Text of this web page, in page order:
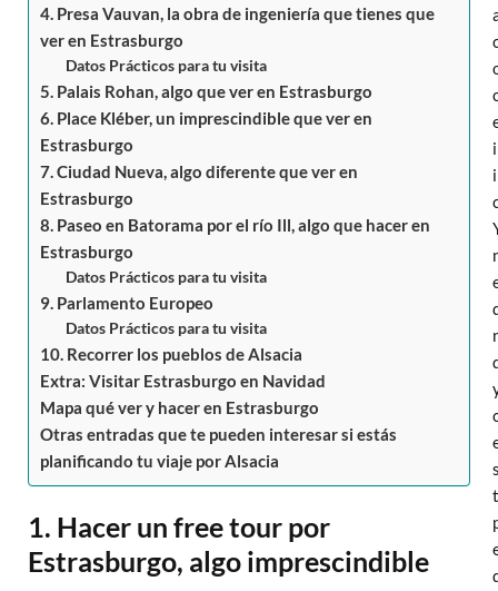
4. Presa Vauvan, la obra de ingeniería que tienes que
ver en Estrasburgo
Datos Prácticos para tu visita
5. Palais Rohan, algo que ver en Estrasburgo
6. Place Kléber, un imprescindible que ver en
Estrasburgo
7. Ciudad Nueva, algo diferente que ver en
Estrasburgo
8. Paseo en Batorama por el río Ill, algo que hacer en
Estrasburgo
Datos Prácticos para tu visita
9. Parlamento Europeo
Datos Prácticos para tu visita
10. Recorrer los pueblos de Alsacia
Extra: Visitar Estrasburgo en Navidad
Mapa qué ver y hacer en Estrasburgo
Otras entradas que te pueden interesar si estás
planificando tu viaje por Alsacia
1. Hacer un free tour por
Estrasburgo, algo imprescindible